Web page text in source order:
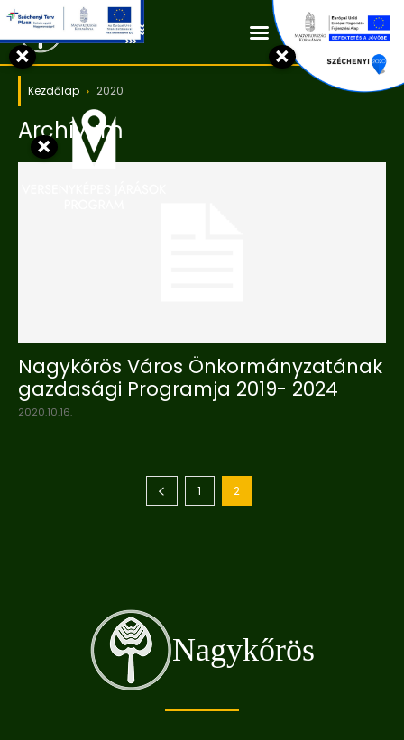
Kapcsolat
Kezdőlap 2020
Archívum
Nagykőrös Város Önkormányzatának
gazdasági Programja 2019- 2024
2020.10.16.
1 2
Nagykőrös
×
×
×